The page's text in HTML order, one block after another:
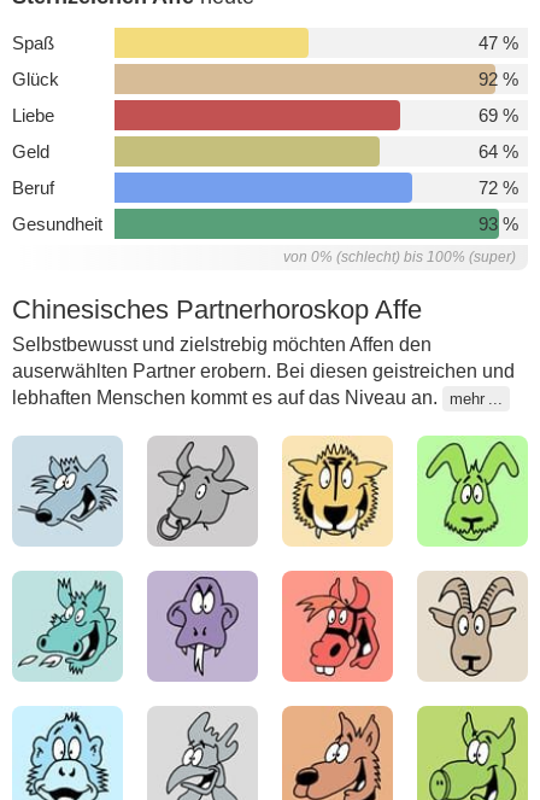
Spaß
47 %
Glück
92 %
Liebe
69 %
Geld
64 %
Beruf
72 %
Gesundheit
93 %
von 0% (schlecht) bis 100% (super)
Chinesisches Partnerhoroskop Affe
Selbstbewusst und zielstrebig möchten Affen den
auserwählten Partner erobern. Bei diesen geistreichen und
lebhaften Menschen kommt es auf das Niveau an.
mehr